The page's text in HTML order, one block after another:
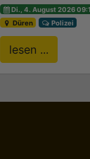
Di., 4. August 2026
Düren
Polizei
lesen ...